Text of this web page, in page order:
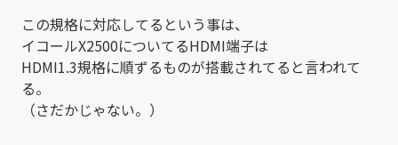
この規格に対応してるという事は、
イコールX2500についてるHDMI端子は
HDMI1.3規格に順ずるものが搭載されてると言われて
る。
（さだかじゃない。）